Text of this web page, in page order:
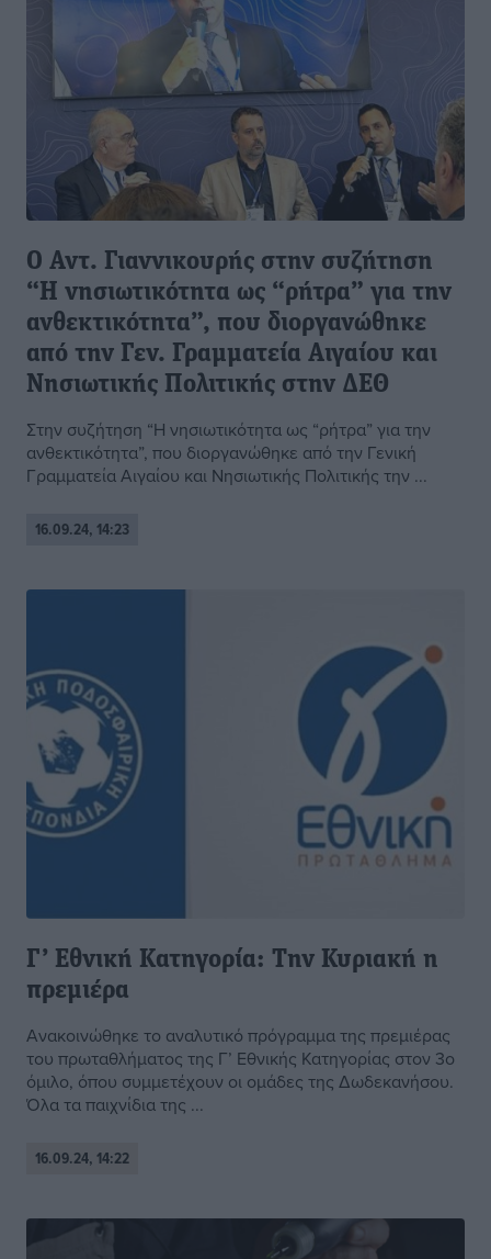
Ο Αντ. Γιαννικουρής στην συζήτηση
“Η νησιωτικότητα ως “ρήτρα” για την
ανθεκτικότητα”, που διοργανώθηκε
από την Γεν. Γραμματεία Αιγαίου και
Νησιωτικής Πολιτικής στην ΔΕΘ
Στην συζήτηση “Η νησιωτικότητα ως “ρήτρα” για την
ανθεκτικότητα”, που διοργανώθηκε από την Γενική
Γραμματεία Αιγαίου και Νησιωτικής Πολιτικής την ...
16.09.24, 14:23
Γ’ Εθνική Κατηγορία: Την Κυριακή η
πρεμιέρα
Ανακοινώθηκε το αναλυτικό πρόγραμμα της πρεμιέρας
του πρωταθλήματος της Γ’ Εθνικής Κατηγορίας στον 3ο
όμιλο, όπου συμμετέχουν οι ομάδες της Δωδεκανήσου.
Όλα τα παιχνίδια της ...
16.09.24, 14:22